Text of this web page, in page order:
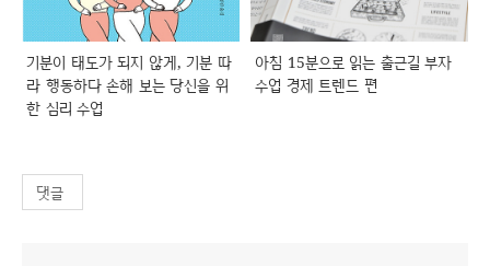
기분이 태도가 되지 않게, 기분 따
라 행동하다 손해 보는 당신을 위
한 심리 수업
아침 15분으로 읽는 출근길 부자
수업 경제 트렌드 편
댓글